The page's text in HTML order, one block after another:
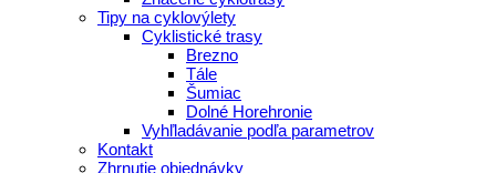
Tipy na cyklovýlety
Cyklistické trasy
Brezno
Tále
Šumiac
Dolné Horehronie
Vyhľladávanie podľa parametrov
Kontakt
Zhrnutie objednávky